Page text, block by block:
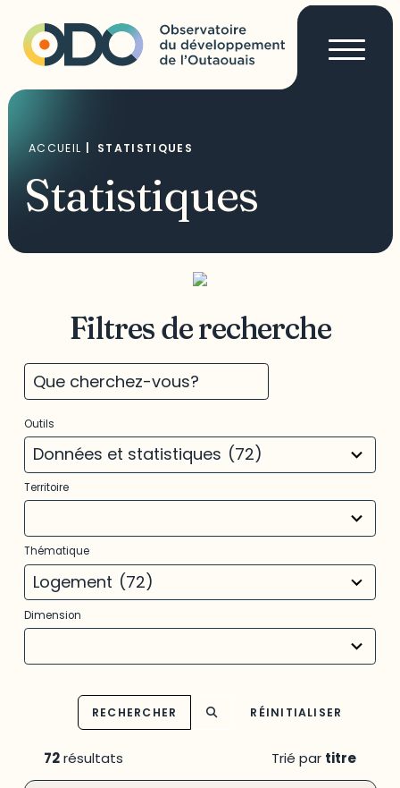
ACCUEIL STATISTIQUES
Statistiques
Filtres de recherche
Outils
Données et statistiques (72)
2
results
available
Territoire
22
results
Thématique
Logement (72)
11
results
available
Dimension
16
results
RECHERCHER RÉINITIALISER
72résultats Trié par titre